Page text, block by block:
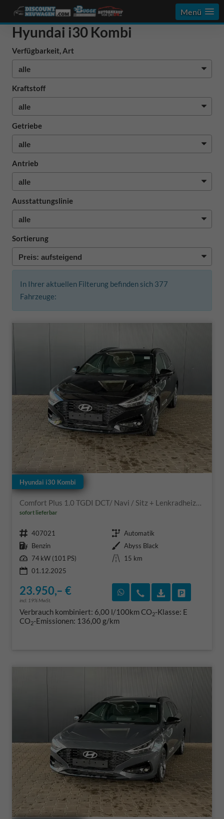
Menü
Hyundai i30 Kombi
Verfügbarkeit, Art
Kraftstoff
Getriebe
Antrieb
Ausstattungslinie
Sortierung
In Ihrer aktuellen Filterung befinden sich 377
Fahrzeuge:
Hyundai i30 Kombi
Comfort Plus 1.0 TGDI DCT/ Navi / Sitz + Lenkradheizung PDC V&H Kamera LED Alu 17"
sofort lieferbar
Fahrzeugnr. 407021 Getriebe Automatik
Kraftstoff Benzin Außenfarbe Abyss Black
Leistung 74 kW (101 PS) Kilometerstand
15 km
01.12.2025
23.950,– €
incl. 19% MwSt.
Rückruf vereinbaren
Wir rufen Sie an
Verbrauch kombiniert: 6,00 l/100kmCO2-Klasse: E
CO2-Emissionen: 136,00 g/km